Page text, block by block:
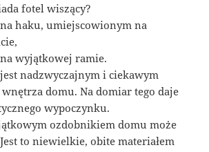
fotel wiszący?
haku, umiejscowionym na
wyjątkowej ramie.
nadzwyczajnym i ciekawym
domu. Na domiar tego daje
wypoczynku.
ozdobnikiem domu może
to niewielkie, obite materiałem